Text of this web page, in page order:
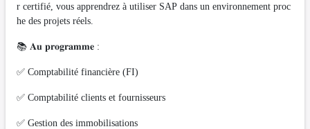
r certifié, vous apprendrez à utiliser SAP dans un environnement proc
he des projets réels.
📚 𝐀𝐮 𝐩𝐫𝐨𝐠𝐫𝐚𝐦𝐦𝐞 :
✅ Comptabilité financière (FI)
✅ Comptabilité clients et fournisseurs
✅ Gestion des immobilisations